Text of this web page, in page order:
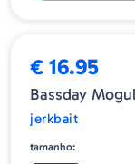
€ 16.95
Bassday
jerkbait
tamanho: